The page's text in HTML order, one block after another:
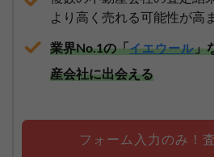
より高く売れる可能性が高
業界No.1の「イエウール」
産会社に出会える
フォーム入力のみ！